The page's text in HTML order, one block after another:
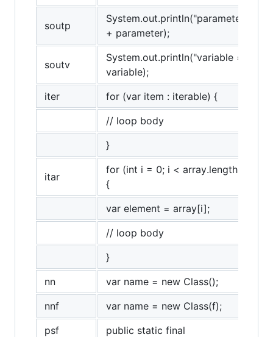
soutp
System.out.println("parameter = "
+ parameter);
soutv
System.out.println("variable = " +
variable);
iter
for (var item : iterable) {
// loop body
}
itar
for (int i = 0; i < array.length; i++)
{
var element = array[i];
// loop body
}
nn
var name = new Class();
nnf
var name = new Class(f);
psf
public static final